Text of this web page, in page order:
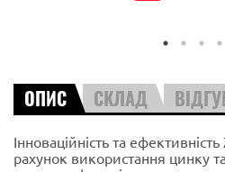
ОПИС СКЛАД
Інноваційність та
рахунок використання цинку